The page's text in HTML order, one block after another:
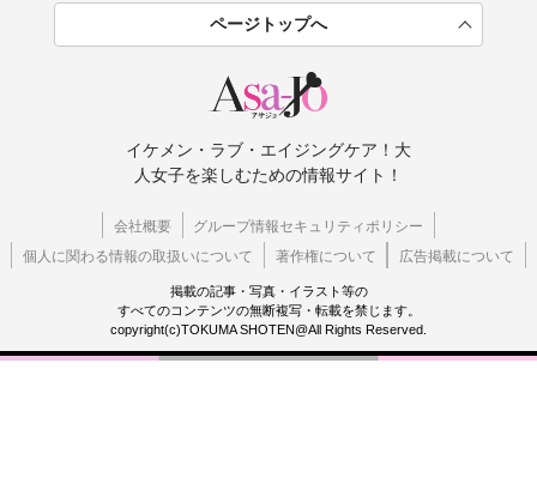
ページトップへ
イケメン・ラブ・エイジングケア！大
人女子を楽しむための情報サイト！
会社概要
グループ情報セキュリティポリシー
個人に関わる情報の取扱いについて
著作権について 広告掲載について
掲載の記事・写真・イラスト等の
すべてのコンテンツの無断複写・転載を禁じます。
copyright(c)TOKUMA SHOTEN@All Rights Reserved.